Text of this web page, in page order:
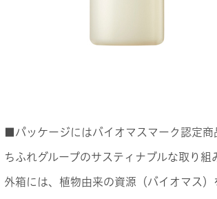
■パッケージにはバイオマスマーク認定商
ちふれグループのサスティナブルな取り
外箱には、植物由来の資源（バイオマス